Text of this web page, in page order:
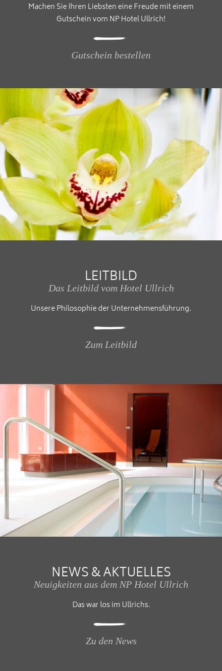
Machen Sie Ihren Liebsten eine Freude mit einem
Gutschein vom NP Hotel Ullrich!
Gutschein bestellen
LEITBILD
Das Leitbild vom Hotel Ullrich
Unsere Philosophie der Unternehmensführung.
Zum Leitbild
NEWS & AKTUELLES
Neuigkeiten aus dem NP Hotel Ullrich
Das war los im Ullrichs.
Zu den News